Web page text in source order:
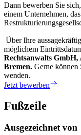
Dann bewerben Sie
einem Unternehmen,
Über Ihre
möglichem
Rechtsanwalts GmbH,
Bremen. Gerne können
wenden.
Jetzt bewerben
Fußzeile
Ausgezeichnet von